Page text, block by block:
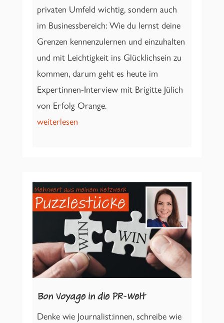
privaten Umfeld wichtig, sondern auch
im Businessbereich: Wie du lernst deine
Grenzen kennenzulernen und einzuhalten
und mit Leichtigkeit ins Glücklichsein zu
kommen, darum geht es heute im
Expertinnen-Interview mit Brigitte Jülich
von Erfolg Orange.
weiterlesen
Bon Voyage in die PR-Welt
Denke wie Journalist:innen, schreibe wie